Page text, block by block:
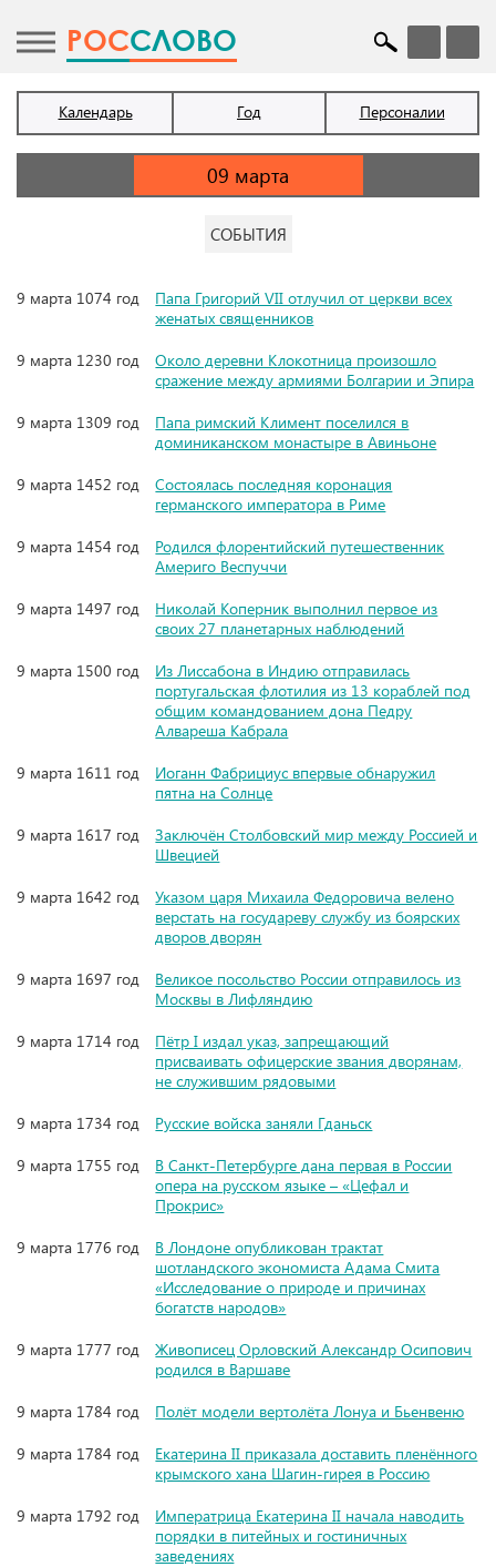
POCСЛОВО
Календарь Год Персоналии
СОБЫТИЯ
9 марта 1074 год
Папа Григорий VII отлучил от церкви всех
женатых священников
9 марта 1230 год
Около деревни Клокотница произошло
сражение между армиями Болгарии и Эпира
9 марта 1309 год
Папа римский Климент поселился в
доминиканском монастыре в Авиньоне
9 марта 1452 год
Состоялась последняя коронация
германского императора в Риме
9 марта 1454 год
Родился флорентийский путешественник
Америго Веспуччи
9 марта 1497 год
Николай Коперник выполнил первое из
своих 27 планетарных наблюдений
9 марта 1500 год
Из Лиссабона в Индию отправилась
португальская флотилия из 13 кораблей под
общим командованием дона Педру
Алвареша Кабрала
9 марта 1611 год
Иоганн Фабрициус впервые обнаружил
пятна на Солнце
9 марта 1617 год
Заключён Столбовский мир между Россией и
Швецией
9 марта 1642 год
Указом царя Михаила Федоровича велено
верстать на государеву службу из боярских
дворов дворян
9 марта 1697 год
Великое посольство России отправилось из
Москвы в Лифляндию
9 марта 1714 год
Пётр I издал указ, запрещающий
присваивать офицерские звания дворянам,
не служившим рядовыми
9 марта 1734 год
Русские войска заняли Гданьск
9 марта 1755 год
В Санкт-Петербурге дана первая в России
опера на русском языке – «Цефал и
Прокрис»
9 марта 1776 год
В Лондоне опубликован трактат
шотландского экономиста Адама Смита
«Исследование о природе и причинах
богатств народов»
9 марта 1777 год
Живописец Орловский Александр Осипович
родился в Варшаве
9 марта 1784 год
Полёт модели вертолёта Лонуа и Бьенвеню
9 марта 1784 год
Екатерина II приказала доставить пленённого
крымского хана Шагин-гирея в Россию
9 марта 1792 год
Императрица Екатерина II начала наводить
порядки в питейных и гостиничных
заведениях